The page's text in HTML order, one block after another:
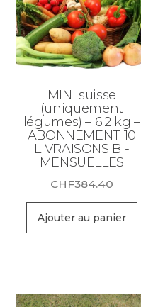
MINI suisse
(uniquement
légumes) – 6.2 kg –
ABONNEMENT 10
LIVRAISONS BI-
MENSUELLES
CHF384.40
Ajouter au panier